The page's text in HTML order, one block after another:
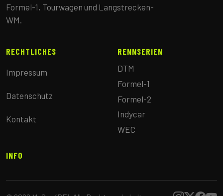
Formel-1, Tourwagen und Langstrecken-
WM.
RECHTLICHES
Impressum
Datenschutz
Kontakt
RENNSERIEN
DTM
Formel-1
Formel-2
Indycar
WEC
INFO